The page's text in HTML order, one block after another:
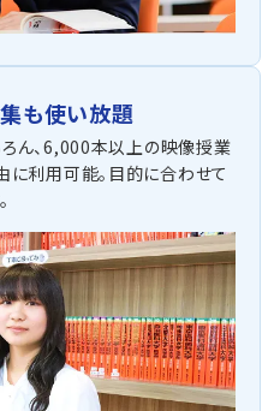
も使い放題
ん、6,000本以上の映像授業
に利用可能。目的に合わせて